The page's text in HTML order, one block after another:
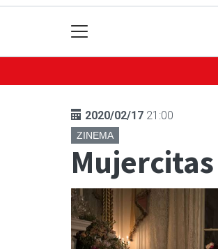
2020/02/17 21:00
ZINEMA
Mujercitas